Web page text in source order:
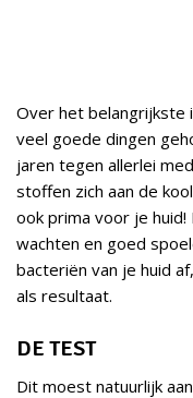
Over het belangrijkste
veel goede dingen
jaren tegen allerlei
stoffen zich aan de
ook prima voor je
wachten en goed
bacteriën van je huid
als resultaat.
DE TEST
Dit moest natuurlijk